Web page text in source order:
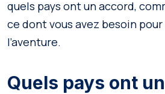
quels pays ont un accord,
ce dont vous avez besoin
l’aventure.
Quels pays ont